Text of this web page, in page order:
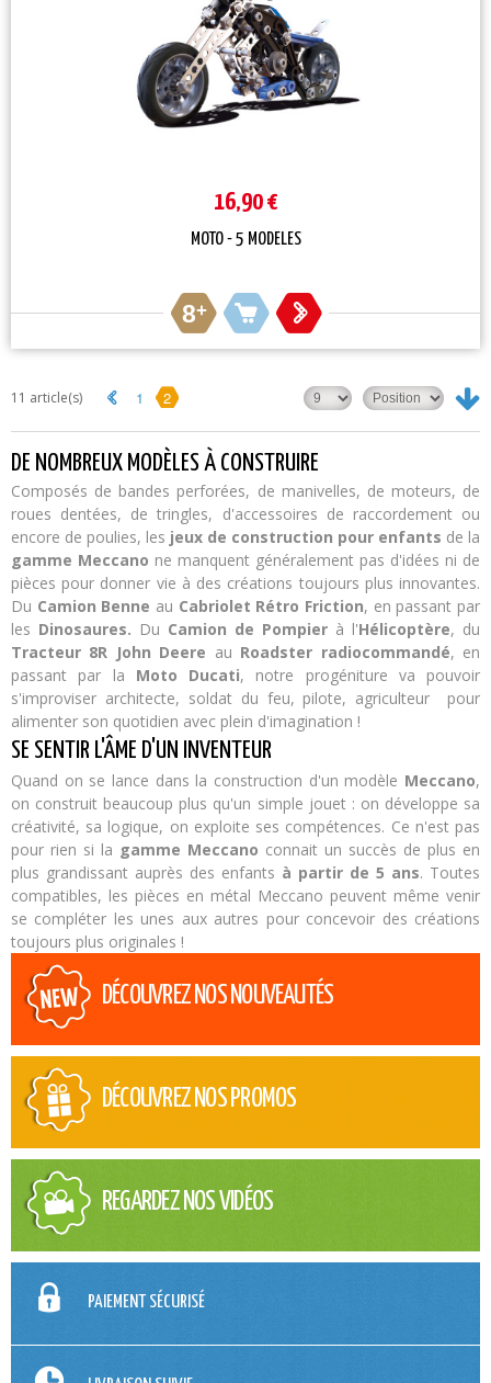
16,90 €
MOTO - 5 MODELES
8+
11 article(s) 1 2
DE NOMBREUX MODÈLES À CONSTRUIRE
Composés de bandes perforées, de manivelles, de moteurs, de
roues dentées, de tringles, d'accessoires de raccordement ou
encore de poulies, les jeux de construction pour enfants de la
gamme Meccano ne manquent généralement pas d'idées ni de
pièces pour donner vie à des créations toujours plus innovantes.
Du Camion Benne au Cabriolet Rétro Friction, en passant par
les Dinosaures. Du Camion de Pompier à l'Hélicoptère, du
Tracteur 8R John Deere au Roadster radiocommandé, en
passant par la Moto Ducati, notre progéniture va pouvoir
s'improviser architecte, soldat du feu, pilote, agriculteur pour
alimenter son quotidien avec plein d'imagination !
SE SENTIR L'ÂME D'UN INVENTEUR
Quand on se lance dans la construction d'un modèle Meccano,
on construit beaucoup plus qu'un simple jouet : on développe sa
créativité, sa logique, on exploite ses compétences. Ce n'est pas
pour rien si la gamme Meccano connait un succès de plus en
plus grandissant auprès des enfants à partir de 5 ans. Toutes
compatibles, les pièces en métal Meccano peuvent même venir
se compléter les unes aux autres pour concevoir des créations
toujours plus originales !
DÉCOUVREZ NOS NOUVEAUTÉS
DÉCOUVREZ NOS PROMOS
REGARDEZ NOS VIDÉOS
PAIEMENT SÉCURISÉ